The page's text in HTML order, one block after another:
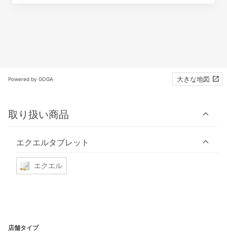
Powered by GOGA 大きな地図
取り扱い商品
エクエルタブレット
エクエル
店舗タイプ